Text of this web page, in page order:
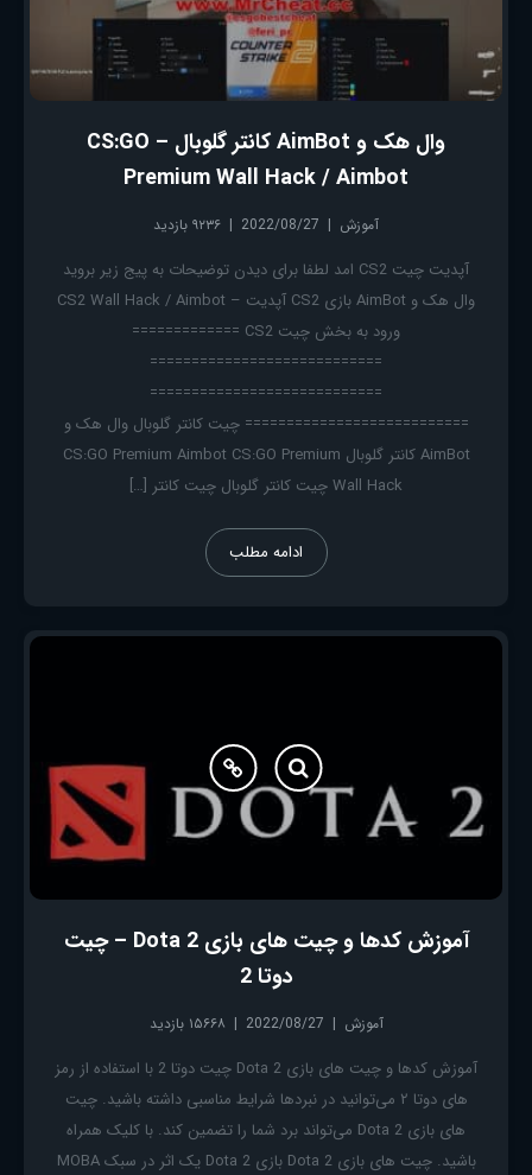
وال هک و AimBot کانتر گلوبال – CS:GO
Premium Wall Hack / Aimbot
آموزش 2022/08/27 ۹۲۳۶ بازدید
آپدیت چیت CS2 امد لطفا برای دیدن توضیحات به پیج زیر بروید
وال هک و AimBot بازی CS2 آپدیت – CS2 Wall Hack / Aimbot
ورود به بخش چیت CS2 =============
============================
============================
=========================== چیت کانتر گلوبال وال هک و
AimBot کانتر گلوبال CS:GO Premium Aimbot CS:GO Premium
Wall Hack چیت کانتر گلوبال چیت کانتر […]
ادامه مطلب
آموزش کدها و چیت های بازی Dota 2 – چیت
دوتا 2
آموزش 2022/08/27 ۱۵۶۶۸ بازدید
آموزش کدها و چیت های بازی Dota 2 چیت دوتا 2 با استفاده از رمز
های دوتا ۲ می‌توانید در نبردها شرایط مناسبی داشته باشید. چیت
های بازی Dota 2 می‌تواند برد شما را تضمین کند. با کلیک همراه